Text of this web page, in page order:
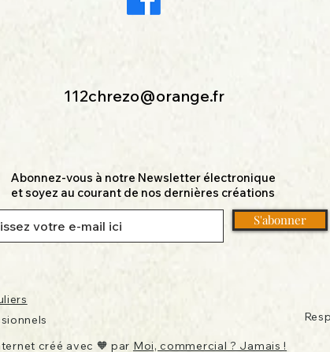
112chrezo@orange.fr
Abonnez-vous à notre Newsletter électronique
et soyez au courant de nos dernières créations
S'abonner
créé avec 🧡 par Moi, commercial ? Jamais !